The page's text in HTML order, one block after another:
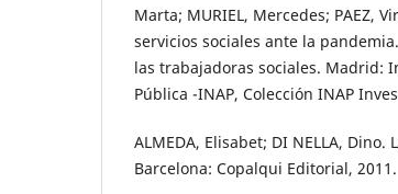
Marta; MURIEL, Mercedes; PAEZ,
servicios sociales ante la
las trabajadoras sociales. Madrid:
Pública -INAP, Colección INAP
ALMEDA, Elisabet; DI NELLA,
Barcelona: Copalqui Editorial, 2011.